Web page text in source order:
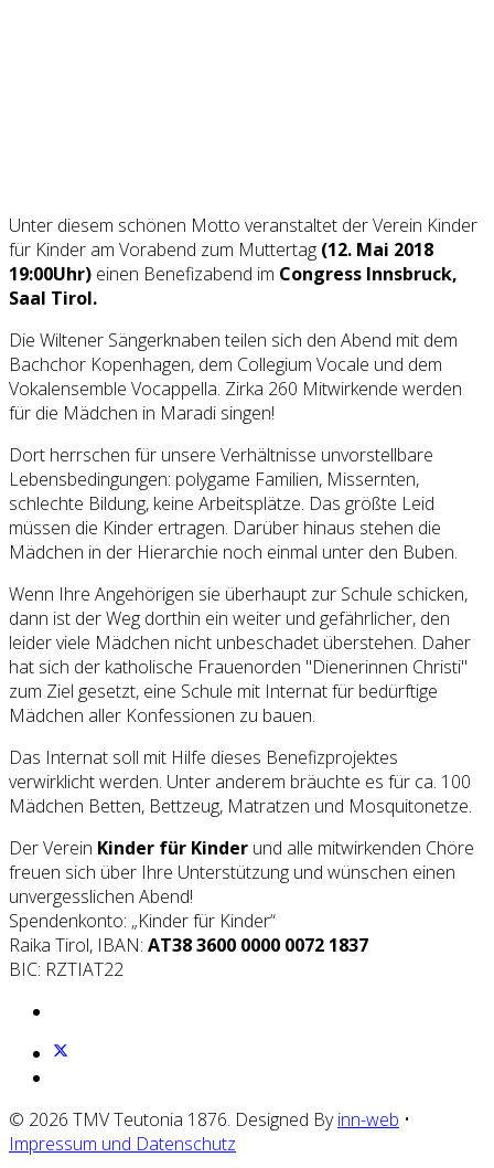
Unter diesem schönen Motto veranstaltet der Verein Kinder
für Kinder am Vorabend zum Muttertag (12. Mai 2018
19:00Uhr) einen Benefizabend im Congress Innsbruck,
Saal Tirol.
Die Wiltener Sängerknaben teilen sich den Abend mit dem
Bachchor Kopenhagen, dem Collegium Vocale und dem
Vokalensemble Vocappella. Zirka 260 Mitwirkende werden
für die Mädchen in Maradi singen!
Dort herrschen für unsere Verhältnisse unvorstellbare
Lebensbedingungen: polygame Familien, Missernten,
schlechte Bildung, keine Arbeitsplätze. Das größte Leid
müssen die Kinder ertragen. Darüber hinaus stehen die
Mädchen in der Hierarchie noch einmal unter den Buben.
Wenn Ihre Angehörigen sie überhaupt zur Schule schicken,
dann ist der Weg dorthin ein weiter und gefährlicher, den
leider viele Mädchen nicht unbeschadet überstehen. Daher
hat sich der katholische Frauenorden "Dienerinnen Christi"
zum Ziel gesetzt, eine Schule mit Internat für bedürftige
Mädchen aller Konfessionen zu bauen.
Das Internat soll mit Hilfe dieses Benefizprojektes
verwirklicht werden. Unter anderem bräuchte es für ca. 100
Mädchen Betten, Bettzeug, Matratzen und Mosquitonetze.
Der Verein Kinder für Kinder und alle mitwirkenden Chöre
freuen sich über Ihre Unterstützung und wünschen einen
unvergesslichen Abend!
Spendenkonto: „Kinder für Kinder“
Raika Tirol, IBAN: AT38 3600 0000 0072 1837
BIC: RZTIAT22
© 2026 TMV Teutonia 1876. Designed Byinn-web •
Impressum und Datenschutz